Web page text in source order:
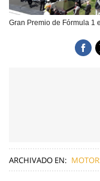
Gran Premio de Fórmula 1
ARCHIVADO EN: